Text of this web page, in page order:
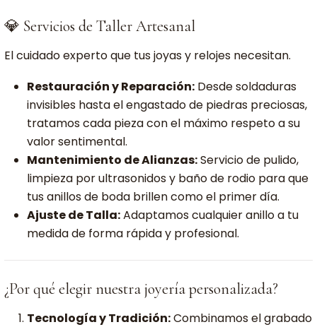
💎 Servicios de Taller Artesanal
El cuidado experto que tus joyas y relojes necesitan.
Restauración y Reparación: Desde soldaduras
invisibles hasta el engastado de piedras preciosas,
tratamos cada pieza con el máximo respeto a su
valor sentimental.
Mantenimiento de Alianzas:Servicio de pulido,
limpieza por ultrasonidos y baño de rodio para que
tus anillos de boda brillen como el primer día.
Ajuste de Talla:Adaptamos cualquier anillo a tu
medida de forma rápida y profesional.
¿Por qué elegir nuestra joyería personalizada?
Tecnología y Tradición:Combinamos el grabado